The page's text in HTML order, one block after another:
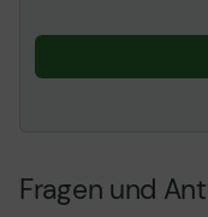
Fragen und